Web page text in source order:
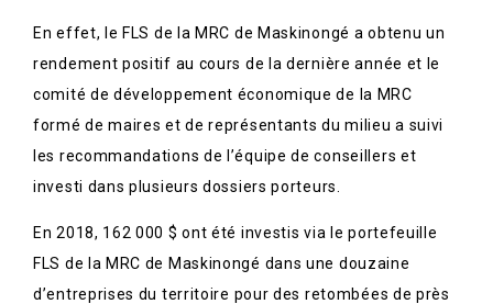
En effet, le FLS de la MRC de Maskinongé a obtenu un
rendement positif au cours de la dernière année et le
comité de développement économique de la MRC
formé de maires et de représentants du milieu a suivi
les recommandations de l’équipe de conseillers et
investi dans plusieurs dossiers porteurs.
En 2018, 162 000 $ ont été investis via le portefeuille
FLS de la MRC de Maskinongé dans une douzaine
d’entreprises du territoire pour des retombées de près